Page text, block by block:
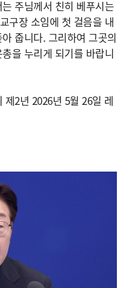
주님께서 친히 베푸시는
구장 소임에 첫 걸음을 내
줍니다. 그리하여 그곳의
을 누리게 되기를 바랍니
2년 2026년 5월 26일 레